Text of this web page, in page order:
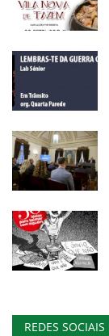
REDES SOCIAIS